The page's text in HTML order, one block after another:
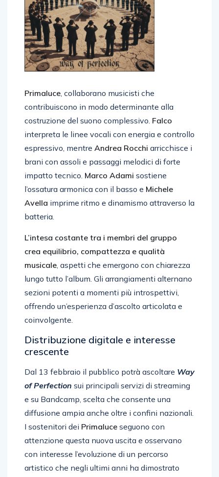
Primaluce, collaborano musicisti che
contribuiscono in modo determinante alla
costruzione del suono complessivo. Falco
interpreta le linee vocali con energia e controllo
espressivo, mentre Andrea Rocchi arricchisce i
brani con assoli e passaggi melodici di forte
impatto tecnico. Marco Adami sostiene
l’ossatura armonica con il basso e Michele
Avella imprime ritmo e dinamismo attraverso la
batteria.
L’intesa costante tra i membri del gruppo
crea equilibrio, compattezza e qualità
musicale, aspetti che emergono con chiarezza
lungo tutto l’album. Gli arrangiamenti alternano
sezioni potenti a momenti più introspettivi,
offrendo un’esperienza d’ascolto articolata e
coinvolgente.
Distribuzione digitale e interesse
crescente
Dal 13 febbraio il pubblico potrà ascoltare Way
of Perfection sui principali servizi di streaming
e su Bandcamp, scelta che consente una
diffusione ampia anche oltre i confini nazionali.
I sostenitori dei Primaluce seguono con
attenzione questa nuova uscita e osservano
con interesse l’evoluzione di un percorso
artistico che negli ultimi anni ha dimostrato